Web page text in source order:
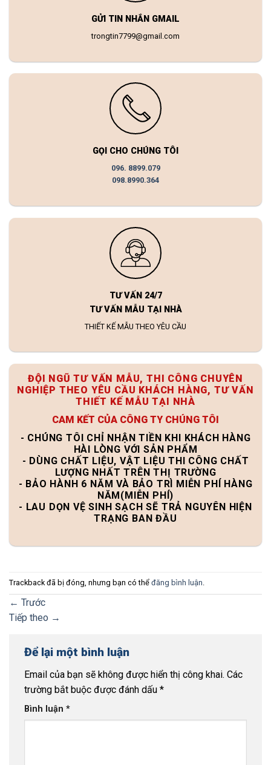
GỬI TIN NHẮN GMAIL
trongtin7799@gmail.com
GỌI CHO CHÚNG TÔI
096. 8899.079
098.8990.364
TƯ VẤN 24/7
TƯ VẤN MẪU TẠI NHÀ
THIẾT KẾ MẪU THEO YÊU CẦU
ĐỘI NGŨ TƯ VẤN MẪU, THI CÔNG CHUYÊN
NGHIỆP THEO YÊU CẦU KHÁCH HÀNG, TƯ VẤN
THIẾT KẾ MẪU TẠI NHÀ
CAM KẾT CỦA CÔNG TY CHÚNG TÔI
- CHÚNG TÔI CHỈ NHẬN TIỀN KHI KHÁCH HÀNG
HÀI LÒNG VỚI SẢN PHẨM
- DÙNG CHẤT LIỆU, VẬT LIỆU THI CÔNG CHẤT
LƯỢNG NHẤT TRÊN THỊ TRƯỜNG
- BẢO HÀNH 6 NĂM VÀ BẢO TRÌ MIỄN PHÍ HÀNG
NĂM(MIỄN PHÍ)
- LAU DỌN VỆ SINH SẠCH SẼ TRẢ NGUYÊN HIỆN
TRẠNG BAN ĐẦU
Trackback đã bị đóng, nhưng bạn có thể đăng bình luận
← Trước
Tiếp theo →
Để lại một bình luận
Email của bạn sẽ không được hiển thị công khai. Các
trường bắt buộc được đánh dấu *
Bình luận *